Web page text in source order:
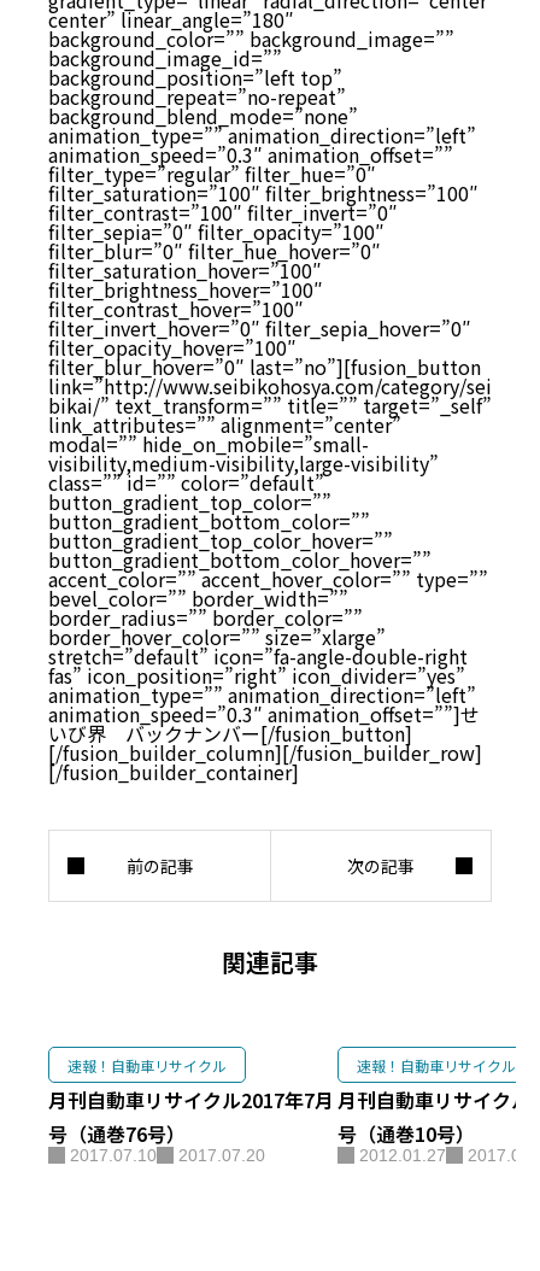
center” linear_angle=”180″
background_color=”” background_image=””
background_image_id=””
background_position=”left top”
background_repeat=”no-repeat”
background_blend_mode=”none”
animation_type=”” animation_direction=”left”
animation_speed=”0.3″ animation_offset=””
filter_type=”regular” filter_hue=”0″
filter_saturation=”100″ filter_brightness=”100″
filter_contrast=”100″ filter_invert=”0″
filter_sepia=”0″ filter_opacity=”100″
filter_blur=”0″ filter_hue_hover=”0″
filter_saturation_hover=”100″
filter_brightness_hover=”100″
filter_contrast_hover=”100″
filter_invert_hover=”0″ filter_sepia_hover=”0″
filter_opacity_hover=”100″
filter_blur_hover=”0″ last=”no”][fusion_button
link=”http://www.seibikohosya.com/category/sei
bikai/” text_transform=”” title=”” target=”_self”
link_attributes=”” alignment=”center”
modal=”” hide_on_mobile=”small-
visibility,medium-visibility,large-visibility”
class=”” id=”” color=”default”
button_gradient_top_color=””
button_gradient_bottom_color=””
button_gradient_top_color_hover=””
button_gradient_bottom_color_hover=””
accent_color=”” accent_hover_color=”” type=””
bevel_color=”” border_width=””
border_radius=”” border_color=””
border_hover_color=”” size=”xlarge”
stretch=”default” icon=”fa-angle-double-right
fas” icon_position=”right” icon_divider=”yes”
animation_type=”” animation_direction=”left”
animation_speed=”0.3″ animation_offset=””]せ
いび界 バックナンバー[/fusion_button]
[/fusion_builder_column][/fusion_builder_row]
[/fusion_builder_container]
関連記事
速報！自動車リサイクル
月刊自動車リサイクル2017年7月
号（通巻76号）
2017.07.10 2017.07.20
速報！自動車リサイクル
月刊自動車リサイクル
号（通巻10号）
2012.01.27